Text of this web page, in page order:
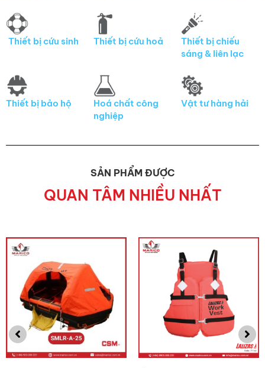
Thiết bị cứu sinh Thiết bị cứu hoả
Thiết bị chiếu
sáng & liên lạc
Thiết bị bảo hộ
Hoá chất công
nghiệp
Vật tư hàng hải
SẢN PHẨM ĐƯỢC
QUAN TÂM NHIỀU NHẤT